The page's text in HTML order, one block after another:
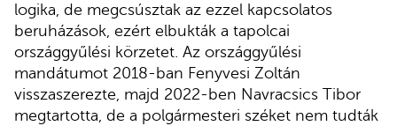
logika, de megcsúsztak az ezzel kapcsolatos
beruházások, ezért elbukták a tapolcai
országgyűlési körzetet. Az országgyűlési
mandátumot 2018-ban Fenyvesi Zoltán
visszaszerezte, majd 2022-ben Navracsics Tibor
megtartotta, de a polgármesteri széket nem tudták